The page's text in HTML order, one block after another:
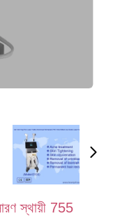
স্থায়ী 755